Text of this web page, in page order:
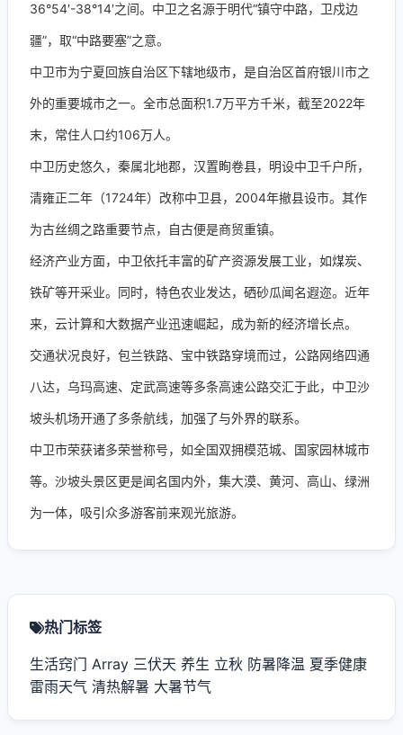
36°54′-38°14′之间。中卫之名源于明代“镇守中路，卫戍边
疆”，取“中路要塞”之意。
中卫市为宁夏回族自治区下辖地级市，是自治区首府银川市之
外的重要城市之一。全市总面积1.7万平方千米，截至2022年
末，常住人口约106万人。
中卫历史悠久，秦属北地郡，汉置眴卷县，明设中卫千户所，
清雍正二年（1724年）改称中卫县，2004年撤县设市。其作
为古丝绸之路重要节点，自古便是商贸重镇。
经济产业方面，中卫依托丰富的矿产资源发展工业，如煤炭、
铁矿等开采业。同时，特色农业发达，硒砂瓜闻名遐迩。近年
来，云计算和大数据产业迅速崛起，成为新的经济增长点。
交通状况良好，包兰铁路、宝中铁路穿境而过，公路网络四通
八达，乌玛高速、定武高速等多条高速公路交汇于此，中卫沙
坡头机场开通了多条航线，加强了与外界的联系。
中卫市荣获诸多荣誉称号，如全国双拥模范城、国家园林城市
等。沙坡头景区更是闻名国内外，集大漠、黄河、高山、绿洲
为一体，吸引众多游客前来观光旅游。
热门标签
生活窍门 Array 三伏天 养生 立秋 防暑降温 夏季健康
雷雨天气 清热解暑 大暑节气